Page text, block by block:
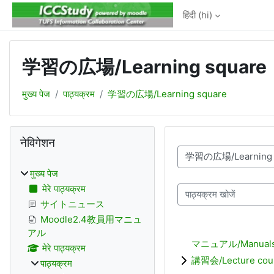
छोड़ कर मुख्य सामग्री पर जाएं
हिंदी ‎(hi)‎
学習の広場/Learning square
मुख्य पेज पाठ्यक्रम 学習の広場/Learning square
पाठ्यक्रम वर्ग
पाठ्यक्रम खोजें
マニュアル/
講習会/Lecture
ब्लॉक
नेविगेशन
मुख्य पेज
मेरे पाठ्यक्रम
サイトニュース
Moodle2.4教員用マニュ
アル
मेरे पाठ्यक्रम
पाठ्यक्रम